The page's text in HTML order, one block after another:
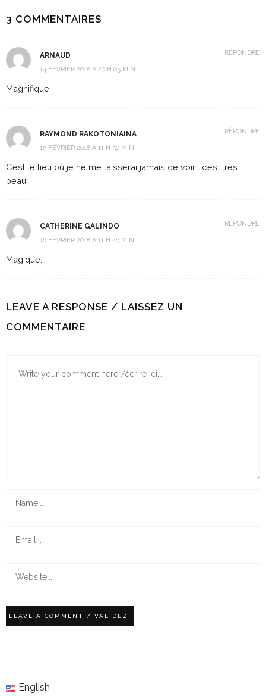
3 COMMENTAIRES
ARNAUD
14 FÉVRIER 2018 À 20 H 05 MIN
Magnifique
RÉPONDRE
RAYMOND RAKOTONIAINA
15 FÉVRIER 2018 À 11 H 50 MIN
C’est le lieu où je ne me laisserai jamais de voir . c’est très
beau.
RÉPONDRE
CATHERINE GALINDO
16 FÉVRIER 2018 À 11 H 46 MIN
Magique.!!
RÉPONDRE
LEAVE A RESPONSE / LAISSEZ UN
COMMENTAIRE
English